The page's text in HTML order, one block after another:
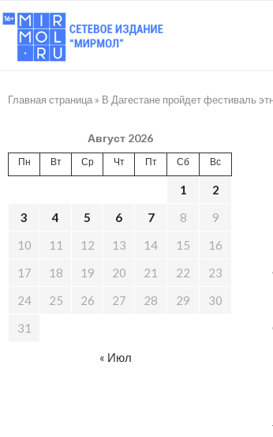
Главная страница » В Дагестане пройдет фестиваль
Август 2026
Пн Вт Ср Чт Пт Сб Вс
1
2
3
4 5 6 7 8
9
10
11 12 13 14 15
16
17
18 19 20 21 22
23
24
25 26 27 28 29
30
31
« Июл